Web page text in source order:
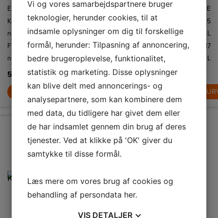
køleskab og 114
liters fryser) har
du masser af
plads til at
opbevare alle
dine
yndlingsmad.
Energiklasse
E
Kølekapacitet
netto
142
L
Frysekapacitet
netto
114
L
5.199,-
LÆG I KURV
kompakt og
praktisk
kombination til
dit køkken. Med
sit
pladsbesparende
design, Less
Frost-teknologi
og genhængbare
døre er den både
at bruge.
Energiklasse
E
Kølekapacitet
netto
192
L
Frysekapacitet
netto
91
L
6.699,-
LÆG I KURV
dør og integreret
håndtag,
nemt til dit
køkkens layout.
Energiklasse
E
netto
105
L
Frysekapacitet
netto
17
L
3.099,-
LÆG I
Vi og vores samarbejdspartnere bruger
teknologier, herunder cookies, til at
indsamle oplysninger om dig til forskellige
formål, herunder: Tilpasning af annoncering,
bedre brugeroplevelse, funktionalitet,
statistik og marketing. Disse oplysninger
kan blive delt med annoncerings- og
analysepartnere, som kan kombinere dem
med data, du tidligere har givet dem eller
de har indsamlet gennem din brug af deres
tjenester. Ved at klikke på 'OK' giver du
samtykke til disse formål.
Læs mere om vores brug af cookies og
behandling af persondata her.
VIS DETALJER